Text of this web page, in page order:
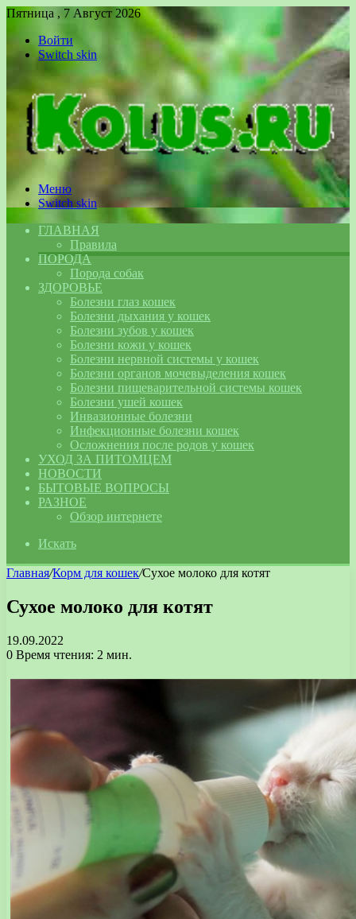
Пятница , 7 Август 2026
Войти
Switch skin
Меню
Switch skin
ГЛАВНАЯ
Правила
ПОРОДА
Порода собак
ЗДОРОВЬЕ
Болезни глаз кошек
Болезни дыхания у кошек
Болезни зубов у кошек
Болезни кожи у кошек
Болезни нервной системы у кошек
Болезни органов мочевыделения кошек
Болезни пищеварительной системы кошек
Болезни ушей кошек
Инвазионные болезни
Инфекционные болезни кошек
Осложнения после родов у кошек
УХОД ЗА ПИТОМЦЕМ
НОВОСТИ
БЫТОВЫЕ ВОПРОСЫ
РАЗНОЕ
Обзор интернете
Искать
Главная/Корм для кошек/Сухое молоко для котят
Сухое молоко для котят
19.09.2022
0 Время чтения: 2 мин.